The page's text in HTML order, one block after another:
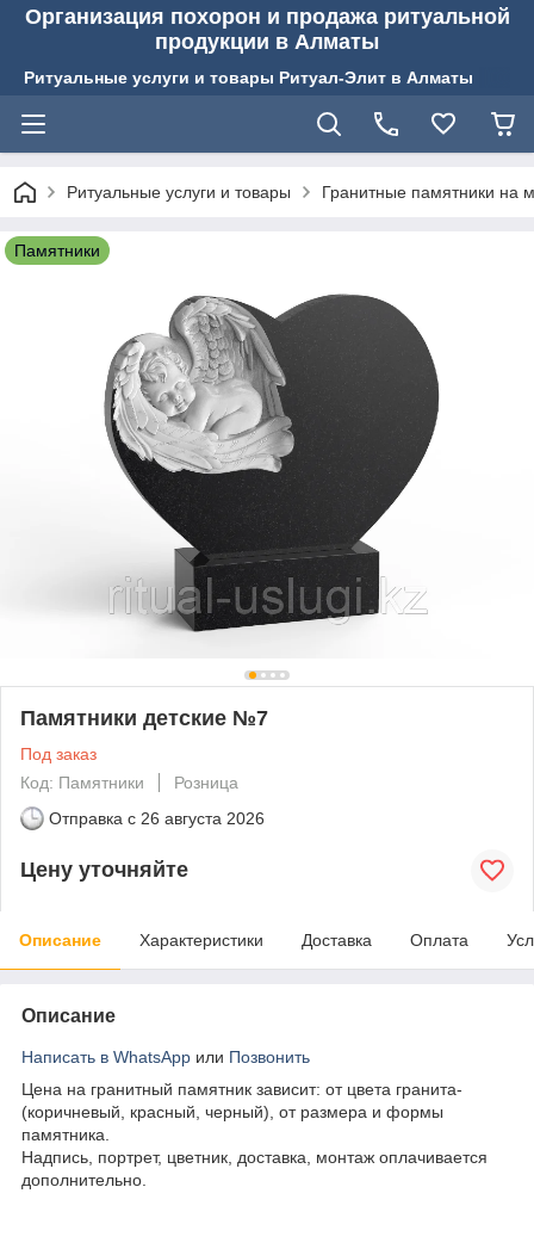
Организация похорон и продажа ритуальной
продукции в Алматы
Ритуальные услуги и товары Ритуал-Элит в Алматы
Ритуальные услуги и товары Гранитные памятники на
Памятники
Памятники детские №7
Под заказ
Код: Памятники
Розница
Отправка с 26 августа 2026
Цену уточняйте
Описание Характеристики Доставка Оплата
Описание
Написать в WhatsApp или Позвонить
Цена на гранитный памятник зависит: от цвета гранита-
(коричневый, красный, черный), от размера и формы
памятника.
Надпись, портрет, цветник, доставка, монтаж оплачивается
дополнительно.